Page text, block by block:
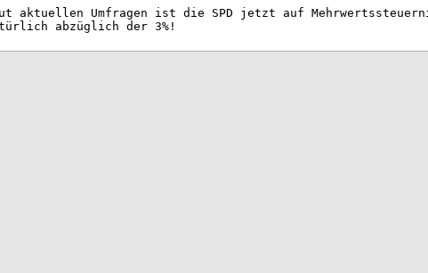
aktuellen Umfragen ist die SPD jetzt auf
abzüglich der 3%!